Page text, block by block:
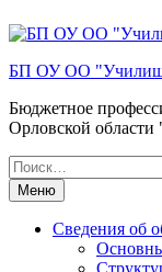
БП ОУ ОО "Училище
Бюджетное
Орловской
Искать:
Меню
Сведения об